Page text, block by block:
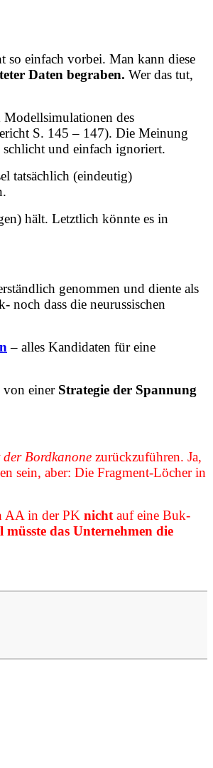
so einfach vorbei. Man kann diese
Daten begraben. Wer das tut,
des
S. 145 – 147). Die Meinung
und einfach ignoriert.
tatsächlich (eindeutig)
hält. Letztlich könnte es in
genommen und diente als
noch dass die neurussischen
– alles Kandidaten für eine
von einer Strategie der Spannung
Bordkanone zurückzuführen. Ja,
sein, aber: Die Fragment-Löcher in
AA in der PK nicht auf eine Buk-
das Unternehmen die